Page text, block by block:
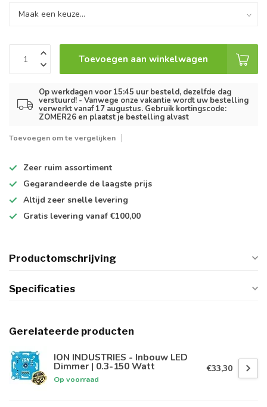
Toevoegen aan winkelwagen
Op werkdagen voor 15:45 uur besteld, dezelfde dag
verstuurd! - Vanwege onze vakantie wordt uw bestelling
verwerkt vanaf 17 augustus. Gebruik kortingscode:
ZOMER26 en plaatst je bestelling alvast
Toevoegen om te vergelijken
Zeer ruim assortiment
Gegarandeerde de laagste prijs
Altijd zeer snelle levering
Gratis levering vanaf €100,00
Productomschrijving
Specificaties
Gerelateerde producten
ION INDUSTRIES - Inbouw LED
Dimmer | 0.3-150 Watt
Op voorraad
€33,30